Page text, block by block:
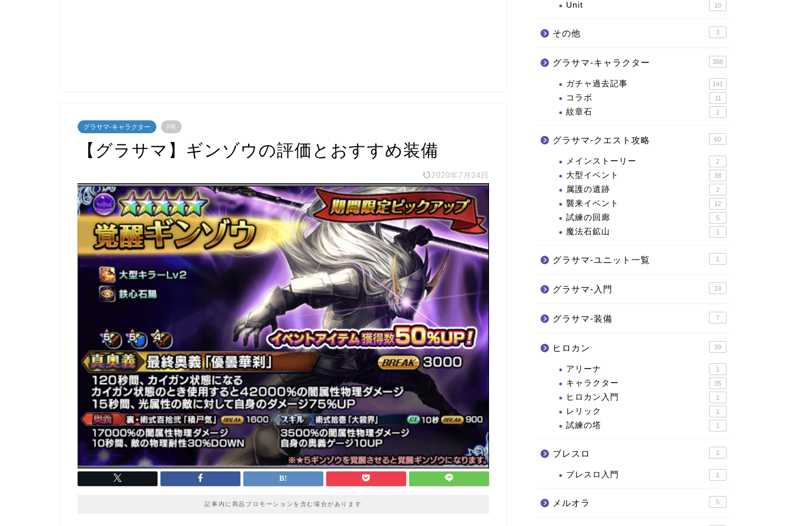
グラサマ-キャラクター PR
【グラサマ】ギンゾウの評価とおすすめ装備
2020年7月24日
記事内に商品プロモーションを含む場合があります
Unit 10
その他 3
グラサマ-キャラクター 388
ガチャ過去記事 141
コラボ 11
紋章石 2
グラサマ-クエスト攻略 60
メインストーリー 2
大型イベント 38
属護の遺跡 2
襲来イベント 12
試練の回廊 5
魔法石鉱山 1
グラサマ-ユニット一覧 1
グラサマ-入門 19
グラサマ-装備 7
ヒロカン 39
アリーナ 1
キャラクター 35
ヒロカン入門 1
レリック 1
試練の塔 1
ブレスロ 1
ブレスロ入門 1
メルオラ 5